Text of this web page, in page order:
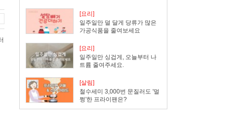
[요리]
일주일만 덜 달게 당류가 많은
가공식품을 줄여보세요
[요리]
일주일만 싱겁게, 오늘부터 나
트륨 줄여주세요.
[살림]
철수세미 3,000번 문질러도 '멀
쩡'한 프라이팬은?